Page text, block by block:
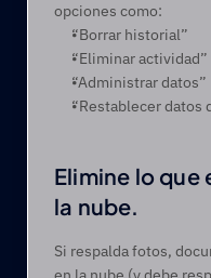
opciones como:
“Borrar historial”
“Eliminar actividad”
“Administrar datos”
“Restablecer datos
Elimine lo que
la nube.
Si respalda fotos,